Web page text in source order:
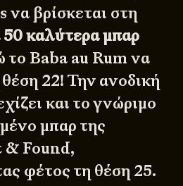
βρίσκεται στη
50 καλύτερα μπαρ
το Baba au Rum να
22! Την ανοδική
και το γνώριμο
μπαρ της
& Found,
φέτος τη θέση 25.